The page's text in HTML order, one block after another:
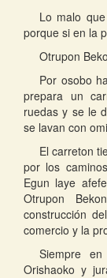
Lo malo
porque si en la
Otrupon
Por osobo
prepara un
ruedas y se le
se lavan con
El carreton
por los
Egun laye
Otrupon
construcción
comercio y la
Siempre
Orishaoko y